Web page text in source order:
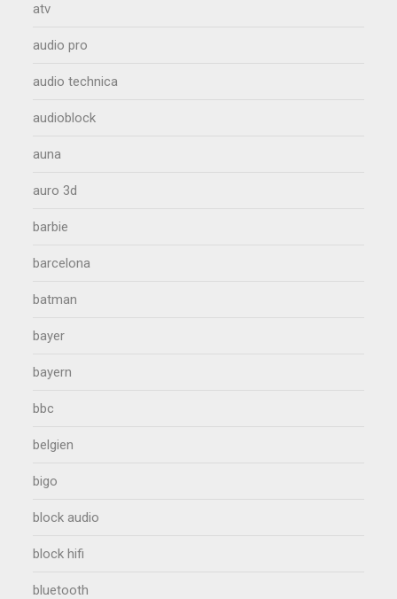
atv
audio pro
audio technica
audioblock
auna
auro 3d
barbie
barcelona
batman
bayer
bayern
bbc
belgien
bigo
block audio
block hifi
bluetooth